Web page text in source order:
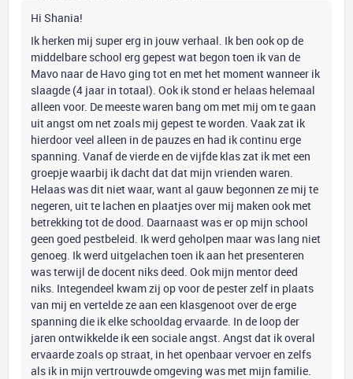
Hi Shania!
Ik herken mij super erg in jouw verhaal. Ik ben ook op de
middelbare school erg gepest wat begon toen ik van de
Mavo naar de Havo ging tot en met het moment wanneer ik
slaagde (4 jaar in totaal). Ook ik stond er helaas helemaal
alleen voor. De meeste waren bang om met mij om te gaan
uit angst om net zoals mij gepest te worden. Vaak zat ik
hierdoor veel alleen in de pauzes en had ik continu erge
spanning. Vanaf de vierde en de vijfde klas zat ik met een
groepje waarbij ik dacht dat dat mijn vrienden waren.
Helaas was dit niet waar, want al gauw begonnen ze mij te
negeren, uit te lachen en plaatjes over mij maken ook met
betrekking tot de dood. Daarnaast was er op mijn school
geen goed pestbeleid. Ik werd geholpen maar was lang niet
genoeg. Ik werd uitgelachen toen ik aan het presenteren
was terwijl de docent niks deed. Ook mijn mentor deed
niks. Integendeel kwam zij op voor de pester zelf in plaats
van mij en vertelde ze aan een klasgenoot over de erge
spanning die ik elke schooldag ervaarde. In de loop der
jaren ontwikkelde ik een sociale angst. Angst dat ik overal
ervaarde zoals op straat, in het openbaar vervoer en zelfs
als ik in mijn vertrouwde omgeving was met mijn familie.